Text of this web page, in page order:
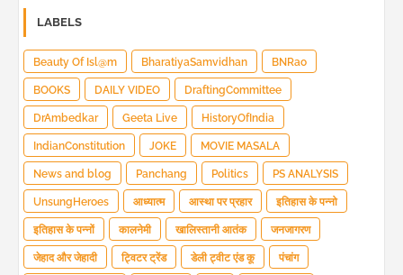
LABELS
Beauty Of Isl@m BharatiyaSamvidhan BNRao
BOOKS DAILY VIDEO DraftingCommittee
DrAmbedkar Geeta Live HistoryOfIndia
IndianConstitution JOKE MOVIE MASALA
News and blog Panchang Politics PS ANALYSIS
UnsungHeroes आध्यात्म आस्था पर प्रहार इतिहास के पन्नो
इतिहास के पन्नों कालनेमी खालिस्तानी आतंक जनजागरण
जेहाद और जेहादी ट्विटर ट्रेंड डेली ट्वीट एंड कू पंचांग